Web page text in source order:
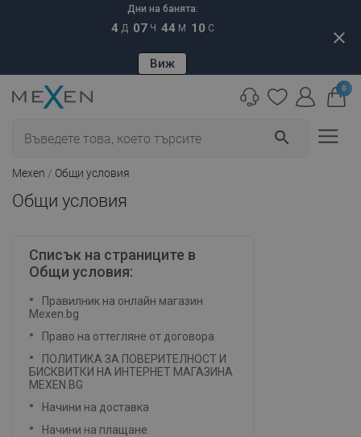
Дни на банята:
4 Д 07 Ч 44 М 10 С
Виж
close
search
0
Mexen Общи условия
Общи условия
Списък на страниците в
Общи условия:
Правилник на онлайн магазин
Mexen.bg
Право на оттегляне от договора
ПОЛИТИКА ЗА ПОВЕРИТЕЛНОСТ И
БИСКВИТКИ НА ИНТЕРНЕТ МАГАЗИНА
MEXEN.BG
Начини на доставка
Начини на плащане